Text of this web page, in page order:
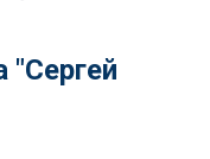
"Сергей